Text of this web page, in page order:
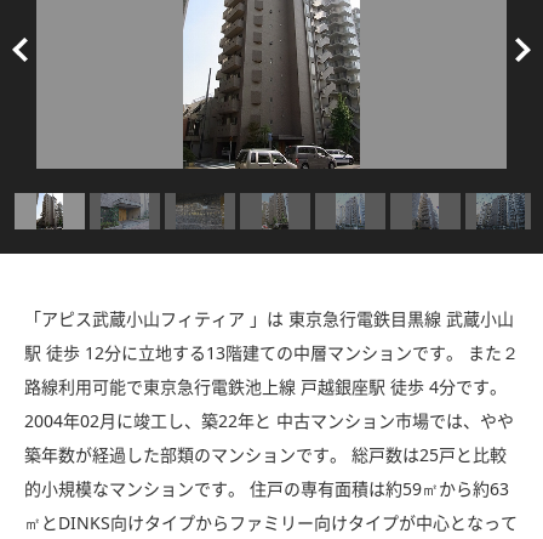
「アピス武蔵小山フィティア 」は 東京急行電鉄目黒線 武蔵小山
駅 徒歩 12分に立地する13階建ての中層マンションです。 また２
路線利用可能で東京急行電鉄池上線 戸越銀座駅 徒歩 4分です。
2004年02月に竣工し、築22年と 中古マンション市場では、やや
築年数が経過した部類のマンションです。 総戸数は25戸と比較
的小規模なマンションです。 住戸の専有面積は約59㎡から約63
㎡とDINKS向けタイプからファミリー向けタイプが中心となって